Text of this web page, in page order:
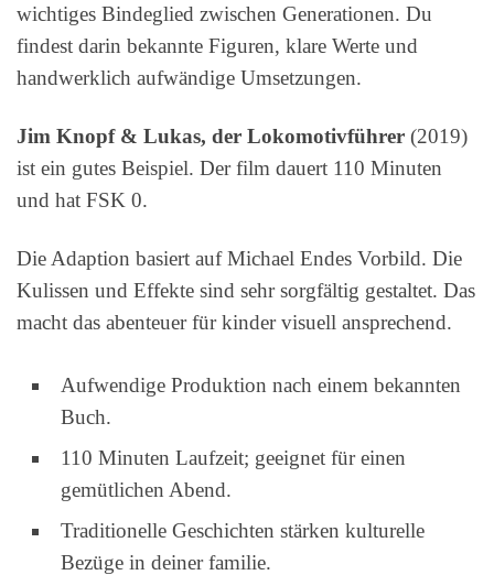
wichtiges Bindeglied zwischen Generationen. Du
findest darin bekannte Figuren, klare Werte und
handwerklich aufwändige Umsetzungen.
Jim Knopf & Lukas, der Lokomotivführer (2019)
ist ein gutes Beispiel. Der film dauert 110 Minuten
und hat FSK 0.
Die Adaption basiert auf Michael Endes Vorbild. Die
Kulissen und Effekte sind sehr sorgfältig gestaltet. Das
macht das abenteuer für kinder visuell ansprechend.
Aufwendige Produktion nach einem bekannten
Buch.
110 Minuten Laufzeit; geeignet für einen
gemütlichen Abend.
Traditionelle Geschichten stärken kulturelle
Bezüge in deiner familie.